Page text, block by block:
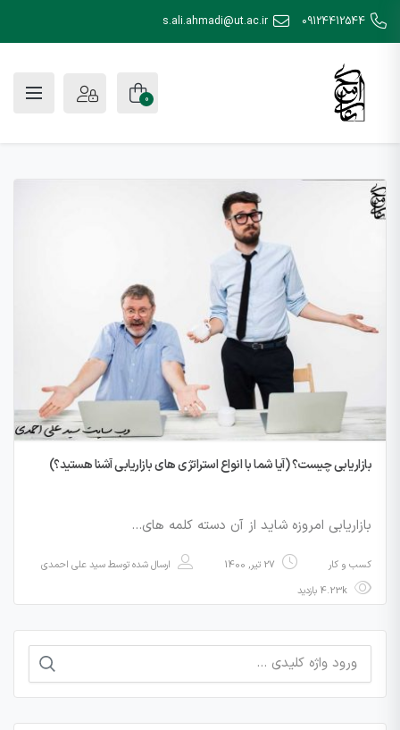
09124412544
s.ali.ahmadi@ut.ac.ir
0
بازاریابی چیست؟ (آیا شما با انواع استراتژی های بازاریابی آشنا هستید؟)
بازاریابی امروزه شاید از آن دسته کلمه های…
کسب و کار 27 تیر, 1400 ارسال شده توسطسید علی احمدی
جستجو
برای: